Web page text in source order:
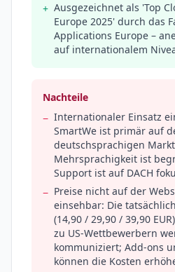
+ Ausgezeichnet als 'Top
Europe 2025' durch das
Applications Europe –
auf internationalem
Nachteile
− Internationaler Einsatz
SmartWe ist primär auf
deutschsprachigen
Mehrsprachigkeit ist
Support ist auf DACH
− Preise nicht auf der
einsehbar: Die
(14,90 / 29,90 / 39,90
zu US-Wettbewerbern
kommuniziert; Add-ons
können die Kosten